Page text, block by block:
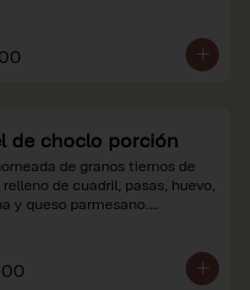
precios están expresados en
incluyen impuestos de ley y
de choclo porción
de granos tiernos de
de cuadril, pasas, huevo,
y queso parmesano.
incluyen impuestos de ley y
consumo.